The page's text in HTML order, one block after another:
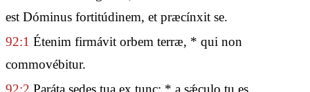
est Dóminus fortitúdinem, et præcínxit se.
92:1 Étenim firmávit orbem terræ, * qui non
commovébitur.
92:2 Paráta sedes tua ex tunc: * a sǽculo tu es.